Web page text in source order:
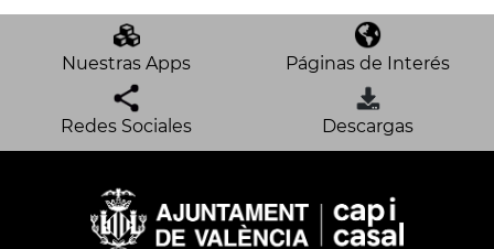
Nuestras Apps Páginas de Interés
Redes Sociales Descargas